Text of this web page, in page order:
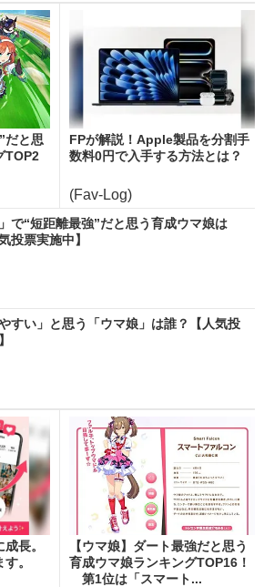
だと思
TOP2
FPが解説！Apple製品を分割手
数料0円で入手する方法とは？
(Fav-Log)
」で“短距離最強”だと思う育成ウマ娘は
投票実施中】
やすい」と思う「ウマ娘」は誰？【人気投
長。
。
【ウマ娘】ダート最強だと思う
育成ウマ娘ランキングTOP16！
第1位は「スマート...